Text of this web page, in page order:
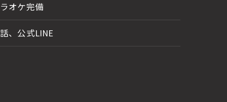
オケ完備
、公式LINE